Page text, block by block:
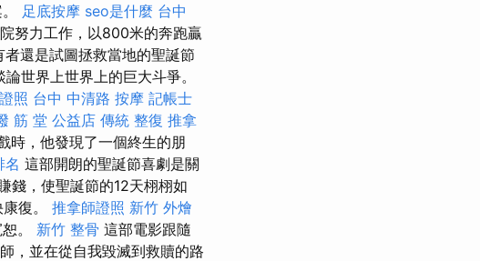
足底按摩 seo是什麼 台中
努力工作，以800米的奔跑贏
還是試圖拯救當地的聖誕節
世界上世界上的巨大斗爭。
照 台中 中清路 按摩 記帳士
筋 堂 公益店 傳統 整復 推拿
時，他發現了一個終生的朋
名 這部開朗的聖誕節喜劇是關
錢，使聖誕節的12天栩栩如
復。 推拿師證照 新竹 外燴
。 新竹 整骨 這部電影跟隨
，並在從自我毀滅到救贖的路